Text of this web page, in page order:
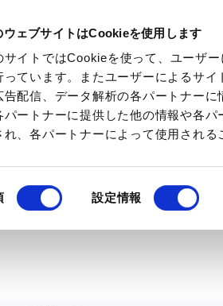
ウェブサイトはCookieを使用します
サイトではCookieを使って、ユーザ
っています。またユーザーによるサ
告配信、データ解析の各パートナー
パートナーに提供した他の情報や各
れ、各パートナーによって使用される
設定情報